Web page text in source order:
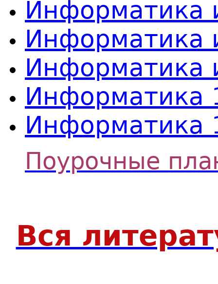
Информатика
Информатика
Информатика
Информатика
Информатика
Поурочные
Вся